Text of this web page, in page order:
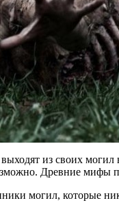
из своих
Древние мифы
могил, которые